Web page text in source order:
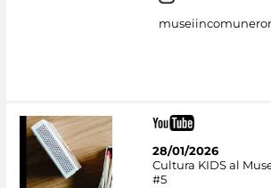
28/01/2026
Cultura KIDS al
#5